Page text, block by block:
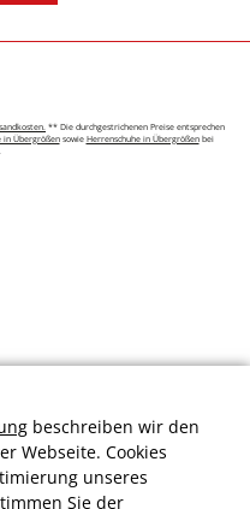
** Die durchgestrichenen Preise entsprechen
in Übergrößensowie Herrenschuhe in Übergrößenbei
beschreiben wir den
Webseite. Cookies
unseres
Sie der